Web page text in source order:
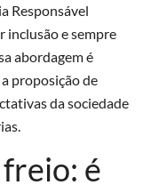
Responsável
inclusão e sempre
abordagem é
proposição de
da sociedade
é